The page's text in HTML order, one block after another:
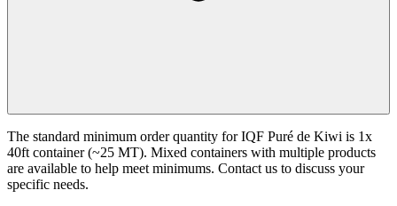
The standard minimum order quantity for IQF Puré de Kiwi is 1x
40ft container (~25 MT). Mixed containers with multiple products
are available to help meet minimums. Contact us to discuss your
specific needs.